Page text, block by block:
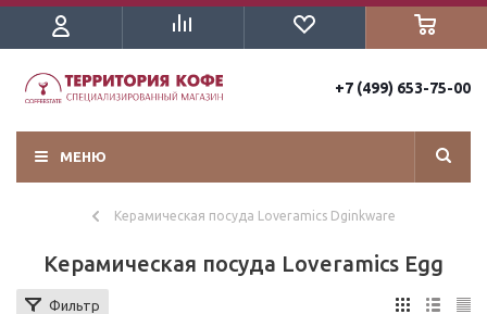
+7 (499) 653-75-00
МЕНЮ
Керамическая посуда Loveramics Dginkware
Керамическая посуда Loveramics Egg
Фильтр